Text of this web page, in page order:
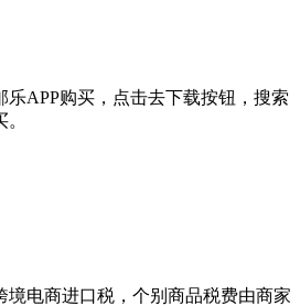
乐APP购买，点击去下载按钮，搜索
境电商进口税，个别商品税费由商家